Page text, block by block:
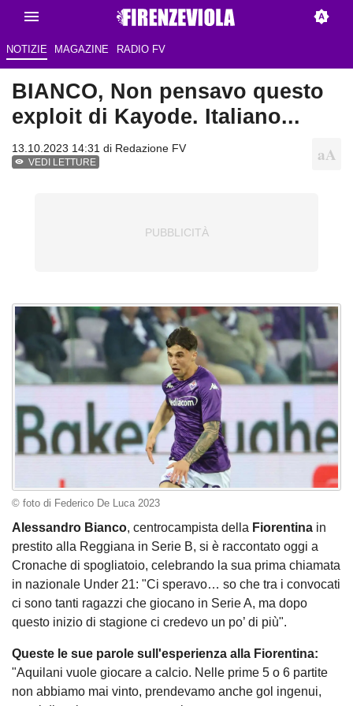
NOTIZIE MAGAZINE RADIO FV
BIANCO, Non pensavo questo
exploit di Kayode. Italiano...
13.10.2023 14:31 di Redazione FV
VEDI LETTURE
© foto di Federico De Luca 2023
Alessandro Bianco, centrocampista della Fiorentina in
prestito alla Reggiana in Serie B, si è raccontato oggi a
Cronache di spogliatoio, celebrando la sua prima chiamata
in nazionale Under 21: "Ci speravo… so che tra i convocati
ci sono tanti ragazzi che giocano in Serie A, ma dopo
questo inizio di stagione ci credevo un po’ di più".
Queste le sue parole sull'esperienza alla Fiorentina:
"Aquilani vuole giocare a calcio. Nelle prime 5 o 6 partite
non abbiamo mai vinto, prendevamo anche gol ingenui,